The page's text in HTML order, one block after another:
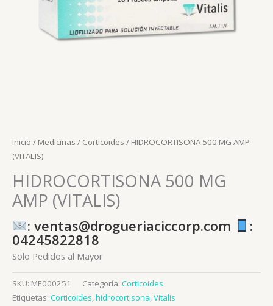
Inicio / Medicinas / Corticoides / HIDROCORTISONA 500 MG AMP
(VITALIS)
HIDROCORTISONA 500 MG
AMP (VITALIS)
: ventas@drogueriaciccorp.com :
04245822818
Solo Pedidos al Mayor
SKU: ME000251 Categoría: Corticoides
Etiquetas: Corticoides,hidrocortisona,Vitalis